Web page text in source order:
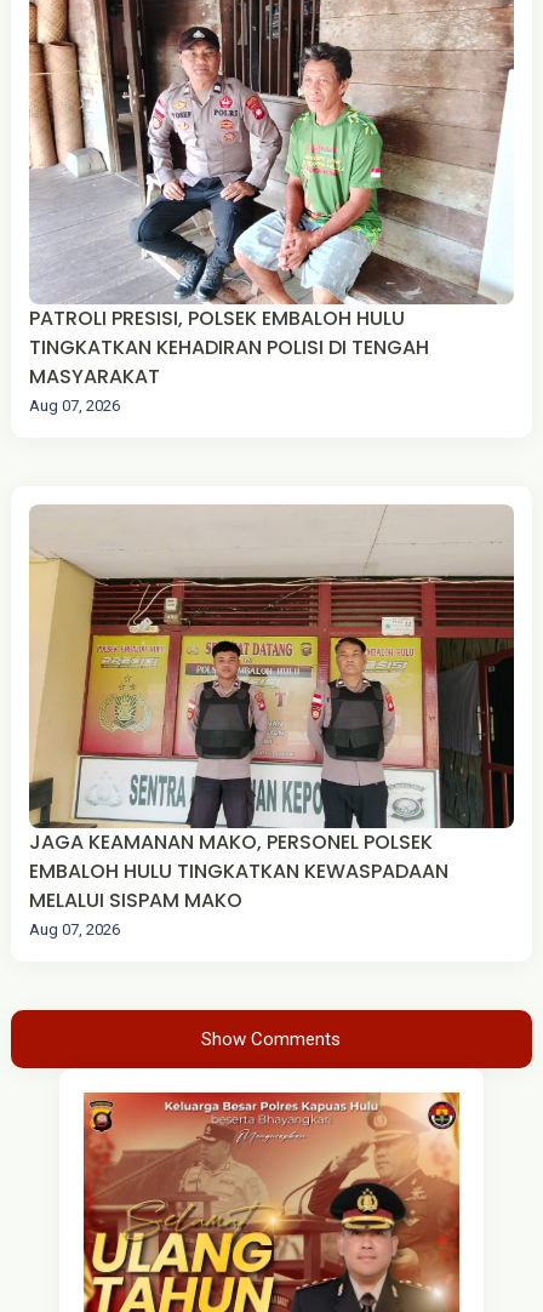
PATROLI PRESISI, POLSEK EMBALOH HULU
TINGKATKAN KEHADIRAN POLISI DI TENGAH
MASYARAKAT
Aug 07, 2026
JAGA KEAMANAN MAKO, PERSONEL POLSEK
EMBALOH HULU TINGKATKAN KEWASPADAAN
MELALUI SISPAM MAKO
Aug 07, 2026
Show Comments